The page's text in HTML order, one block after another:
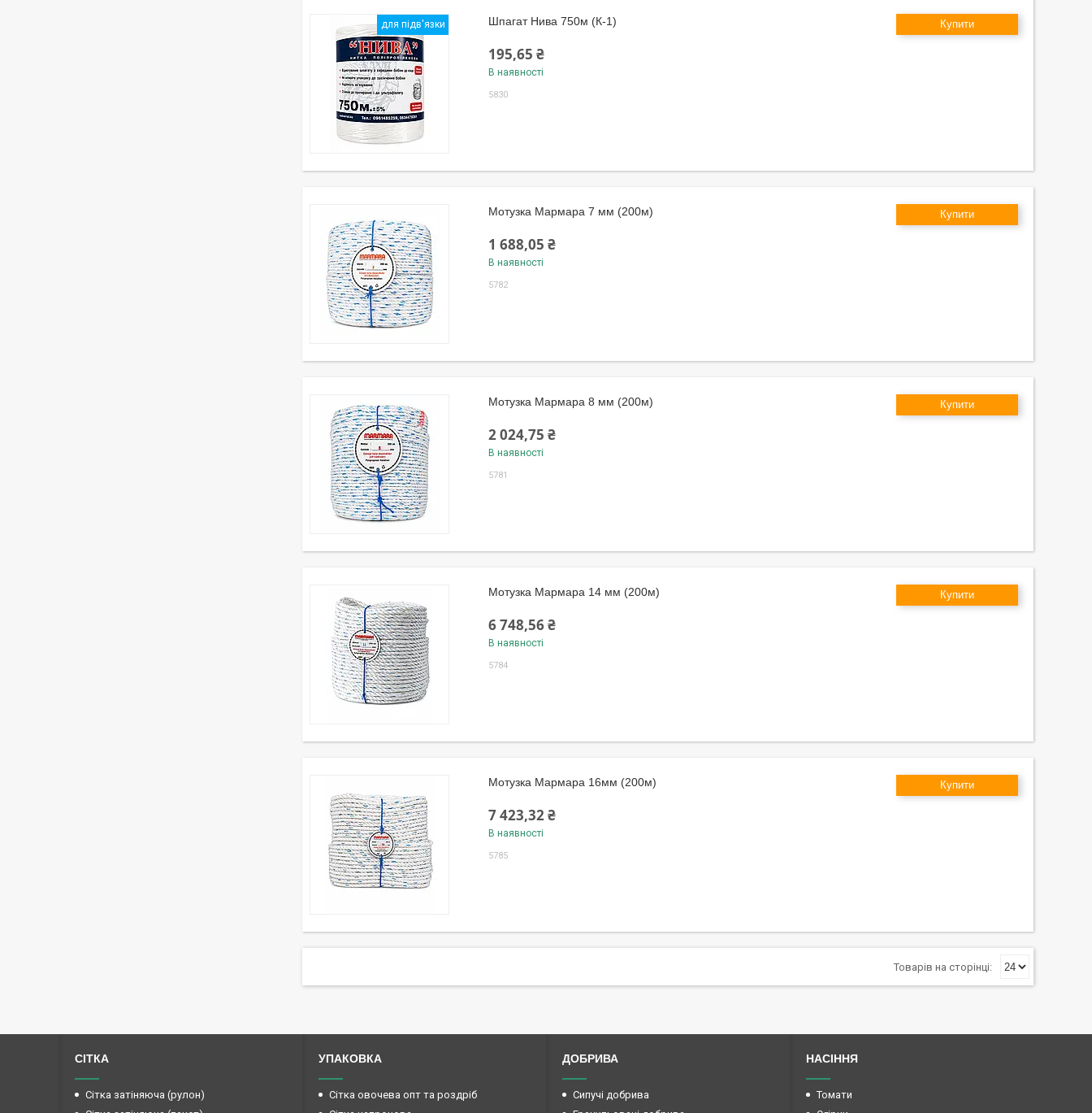
для підв'язки Купити
Шпагат Нива 750м (К-1)
195,65 ₴
В наявності
5830
Купити
Мотузка Мармара 7 мм (200м)
1 688,05 ₴
В наявності
5782
Купити
Мотузка Мармара 8 мм (200м)
2 024,75 ₴
В наявності
5781
Купити
Мотузка Мармара 14 мм (200м)
6 748,56 ₴
В наявності
5784
Купити
Мотузка Мармара 16мм (200м)
7 423,32 ₴
В наявності
5785
СІТКА
Сітка затіняюча (рулон)
УПАКОВКА
Сітка овочева опт та роздріб
ДОБРИВА
Сипучі добрива
НАСІННЯ
Томати